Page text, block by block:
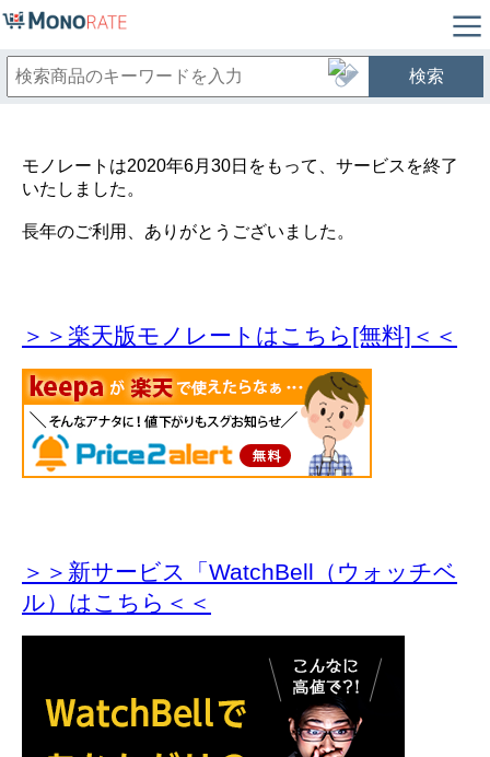
検索
モノレートは2020年6月30日をもって、サービスを終了
いたしました。
長年のご利用、ありがとうございました。
＞＞楽天版モノレートはこちら[無料]＜＜
＞＞新サービス「WatchBell（ウォッチベ
ル）はこちら＜＜